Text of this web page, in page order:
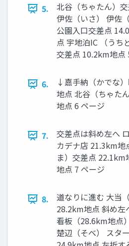
5.
北谷（ちゃたん）
伊佐（いさ） 伊佐
公園入口交差点
点 宇地泊IC （うち
交差点 10.2km地点
6.
↓嘉手納（かでな
地点 北谷（ちゃた
地点 6 ページ
7.
交差点は斜め左へ
カデナ店 21.3km地
ま）交差点
地点 7 ページ
8.
道なりに進む 大当
28.2km地点 斜め左
看板（28.6km地点
楚辺（そべ） スタ